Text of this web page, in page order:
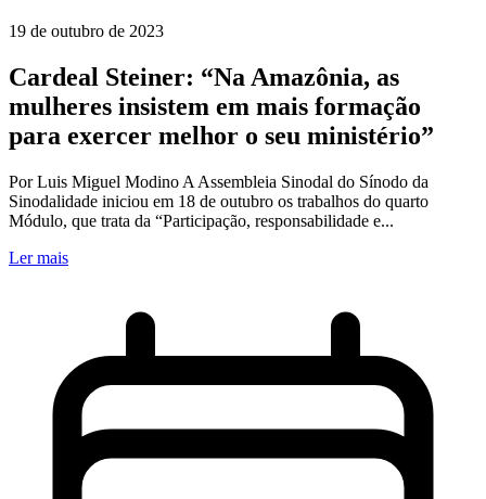
19 de outubro de 2023
Cardeal Steiner: “Na Amazônia, as
mulheres insistem em mais formação
para exercer melhor o seu ministério”
Por Luis Miguel Modino A Assembleia Sinodal do Sínodo da
Sinodalidade iniciou em 18 de outubro os trabalhos do quarto
Módulo, que trata da “Participação, responsabilidade e...
Ler mais